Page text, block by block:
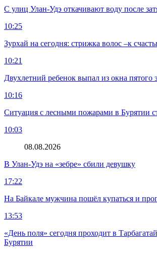
С улиц Улан-Удэ откачивают воду после
10:25
Зурхай на сегодня: стрижка волос –к
10:21
Двухлетний ребенок выпал из окна пятого
10:16
Ситуация с лесными пожарами в Бурятии
10:03
08.08.2026
В Улан-Удэ на «зебре» сбили девушку
17:22
На Байкале мужчина пошёл купаться и
13:53
«День поля» сегодня проходит в
Бурятии